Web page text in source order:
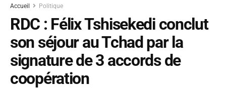
Accueil Politique
RDC : Félix Tshisekedi conclut
son séjour au Tchad par la
signature de 3 accords de
coopération